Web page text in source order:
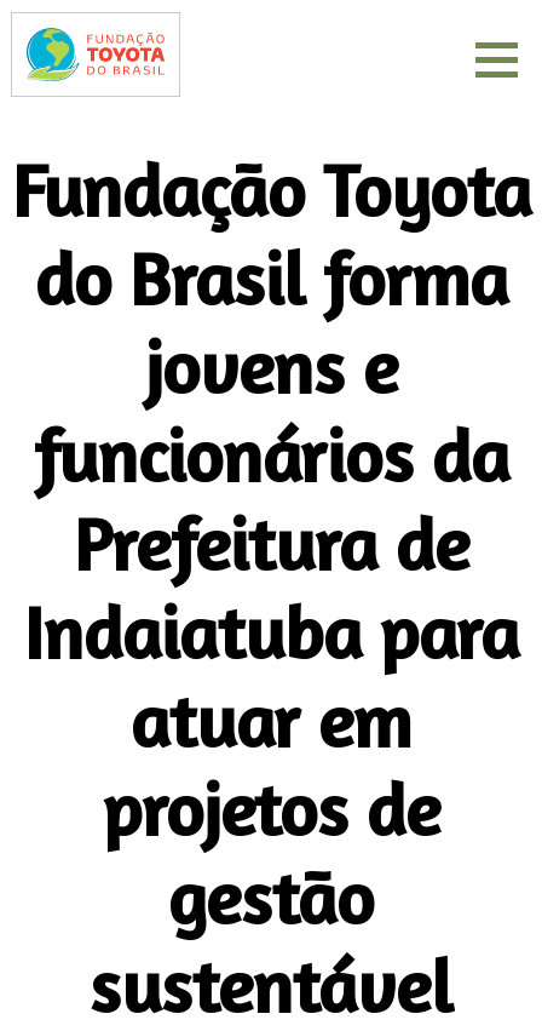
Fundação Toyota
do Brasil forma
jovens e
funcionários da
Prefeitura de
Indaiatuba para
atuar em
projetos de
gestão
sustentável